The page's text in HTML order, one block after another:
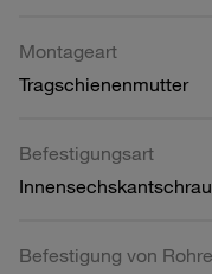
Montageart
Tragschienenmutter
Befestigungsart
Befestigung von